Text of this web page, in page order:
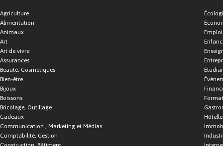
Agriculture
Alimentation
Animaux
Art
Art de vivre
Assurances
Beauté, Cosmétiques
Bien-être
Bijoux
Boissons
Bricolage, Outillage
Cadeaux
Communication , Marketing et Médias
Comptabilité, Gestion
Emploi